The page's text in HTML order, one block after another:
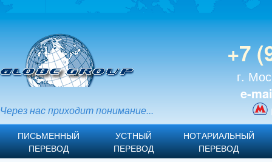
Через нас приходит понимание...
+7
г.
e-
ПИСЬМЕННЫЙ
ПЕРЕВОД
УСТНЫЙ
ПЕРЕВОД
НОТАРИАЛЬНЫЙ
ПЕРЕВОД